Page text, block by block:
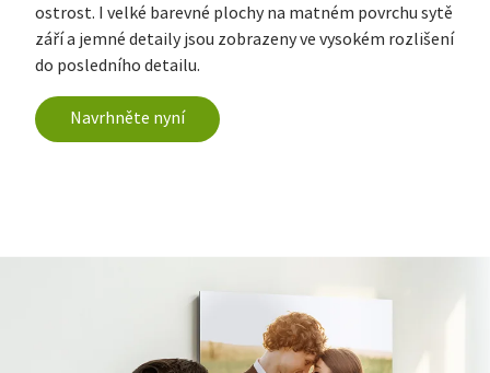
ostrost. I velké barevné plochy na matném povrchu sytě
září a jemné detaily jsou zobrazeny ve vysokém rozlišení
do posledního detailu.
Navrhněte nyní